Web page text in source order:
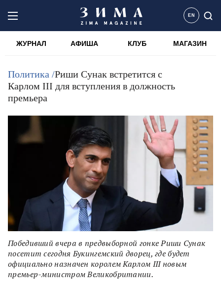
EN
ЖУРНАЛ АФИША КЛУБ МАГАЗИН
Политика /Риши Сунак встретится с
Карлом III для вступления в должность
премьера
Победивший вчера в предвыборной гонке Риши Сунак
посетит сегодня Букингемский дворец, где будет
официально назначен королем Карлом III новым
премьер-министром Великобритании.